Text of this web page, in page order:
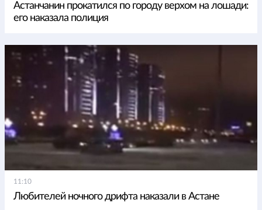
Астанчанин прокатился по городу верхом на лошади:
его наказала полиция
11:10
Любителей ночного дрифта наказали в Астане